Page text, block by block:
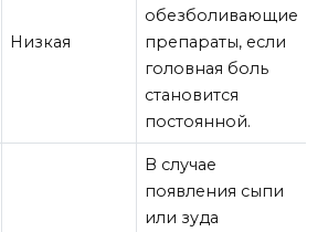
Низкая
обезболивающие
препараты, если
головная боль
становится
постоянной.
В случае
появления сыпи
или зуда